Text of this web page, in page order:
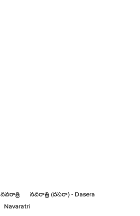
నవరాత్రి
నవరాత్రి (దసరా) - Dasera
Navaratri